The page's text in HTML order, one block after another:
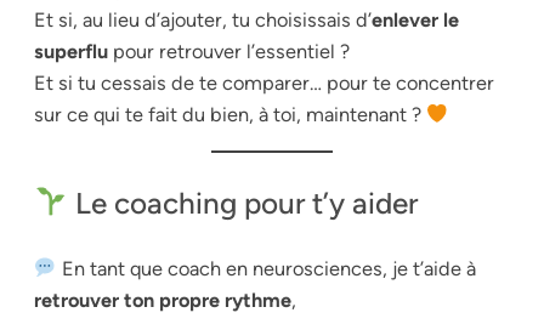
Et si, au lieu d’ajouter, tu choisissais d’enlever le
superflu pour retrouver l’essentiel ?
Et si tu cessais de te comparer… pour te concentrer
sur ce qui te fait du bien, à toi, maintenant ?
Le coaching pour t’y aider
En tant que coach en neurosciences, je t’aide à
retrouver ton propre rythme,